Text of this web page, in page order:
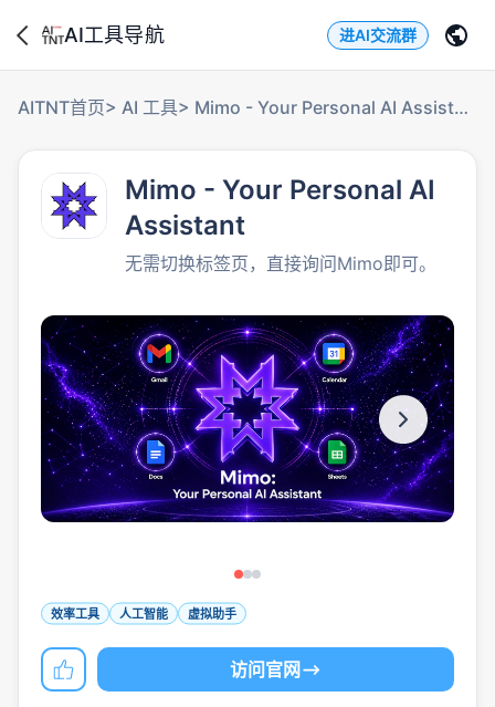
AI工具导航 进AI交流群
AITNT首页> AI 工具> Mimo - Your Personal AI Assistant
Mimo - Your Personal AI
Assistant
无需切换标签页，直接询问Mimo即可。
效率工具 人工智能 虚拟助手
访问官网